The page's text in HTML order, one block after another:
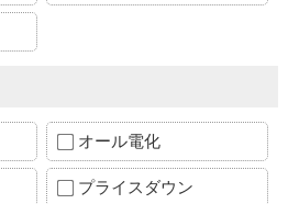
オール電化
プライスダウン